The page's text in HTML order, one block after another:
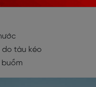
do tàu kéo
buồm